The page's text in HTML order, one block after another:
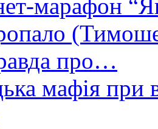
марафон
про…
мафія при